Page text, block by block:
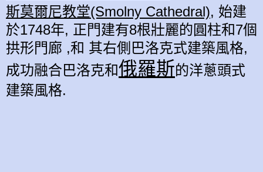
斯莫爾尼教堂(Smolny Cathedral), 始建
於1748年, 正門建有8根壯麗的圓柱和7個
拱形門廊 ,和 其右側巴洛克式建築風格,
成功融合巴洛克和俄羅斯的洋蔥頭式
建築風格.